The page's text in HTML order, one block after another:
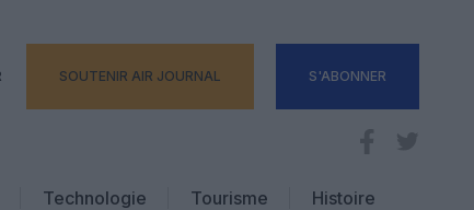
SOUTENIR AIR JOURNAL S'ABONNER
Technologie
Tourisme
Histoire